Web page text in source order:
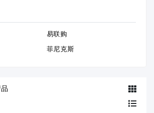
易联购
菲尼克斯